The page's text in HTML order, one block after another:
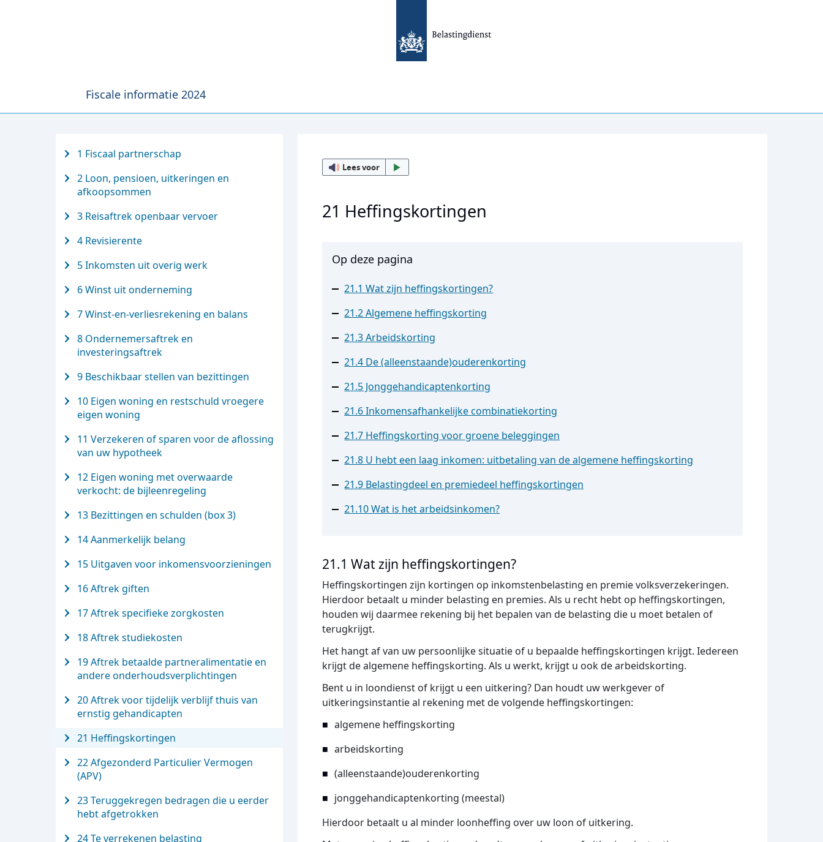
Fiscale informatie 2024
1 Fiscaal partnerschap
2 Loon, pensioen, uitkeringen en
afkoopsommen
3 Reisaftrek openbaar vervoer
4 Revisierente
5 Inkomsten uit overig werk
6 Winst uit onderneming
7 Winst-en-verliesrekening en balans
8 Ondernemersaftrek en
investeringsaftrek
9 Beschikbaar stellen van bezittingen
10 Eigen woning en restschuld vroegere
eigen woning
11 Verzekeren of sparen voor de aflossing
van uw hypotheek
12 Eigen woning met overwaarde
verkocht: de bijleenregeling
13 Bezittingen en schulden (box 3)
14 Aanmerkelijk belang
15 Uitgaven voor inkomensvoorzieningen
16 Aftrek giften
17 Aftrek specifieke zorgkosten
18 Aftrek studiekosten
19 Aftrek betaalde partneralimentatie en
andere onderhoudsverplichtingen
20 Aftrek voor tijdelijk verblijf thuis van
ernstig gehandicapten
21 Heffingskortingen
22 Afgezonderd Particulier Vermogen
(APV)
23 Teruggekregen bedragen die u eerder
hebt afgetrokken
24 Te verrekenen belasting
Lees voor
21 Heffingskortingen
Op deze pagina
21.1 Wat zijn heffingskortingen?
21.2 Algemene heffingskorting
21.3 Arbeidskorting
21.4 De (alleenstaande)ouderenkorting
21.5 Jonggehandicaptenkorting
21.6 Inkomensafhankelijke combinatiekorting
21.7 Heffingskorting voor groene beleggingen
21.8 U hebt een laag inkomen: uitbetaling van de algemene heffingskorting
21.9 Belastingdeel en premiedeel heffingskortingen
21.10 Wat is het arbeidsinkomen?
21.1 Wat zijn heffingskortingen?
Heffingskortingen zijn kortingen op inkomstenbelasting en premie volksverzekeringen.
Hierdoor betaalt u minder belasting en premies. Als u recht hebt op heffingskortingen,
houden wij daarmee rekening bij het bepalen van de belasting die u moet betalen of
terugkrijgt.
Het hangt af van uw persoonlijke situatie of u bepaalde heffingskortingen krijgt. Iedereen
krijgt de algemene heffingskorting. Als u werkt, krijgt u ook de arbeidskorting.
Bent u in loondienst of krijgt u een uitkering? Dan houdt uw werkgever of
uitkeringsinstantie al rekening met de volgende heffingskortingen:
algemene heffingskorting
arbeidskorting
(alleenstaande)ouderenkorting
jonggehandicaptenkorting (meestal)
Hierdoor betaalt u al minder loonheffing over uw loon of uitkering.